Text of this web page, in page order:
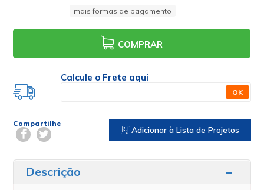
mais formas de pagamento
COMPRAR
Calcule o Frete aqui
OK
Compartilhe
Adicionar à Lista de Projetos
Descrição